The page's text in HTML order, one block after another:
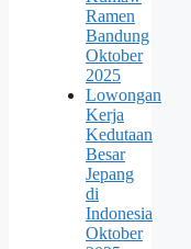
Ramen
Bandung
Oktober
2025
Lowongan
Kerja
Kedutaan
Besar
Jepang
di
Indonesia
Oktober